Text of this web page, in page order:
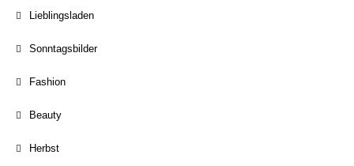
Lieblingsladen
Sonntagsbilder
Fashion
Beauty
Herbst